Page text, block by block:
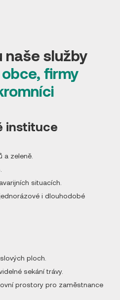
naše služby
obce, firmy
instituce
a zeleně.
situacích.
i dlouhodobé
ploch.
sekání trávy.
prostory pro zaměstnance